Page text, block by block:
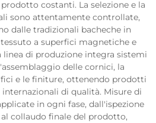
costanti. La selezione e la
sono attentamente controllate,
dalle tradizionali bacheche in
a superfici magnetiche e
di produzione integra sistemi
delle cornici, la
e le finiture, ottenendo prodotti
di qualità. Misure di
in ogni fase, dall'ispezione
collaudo finale del prodotto,